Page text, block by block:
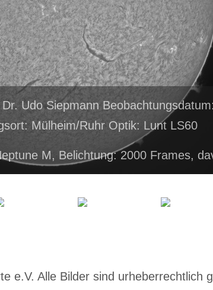
Udo Siepmann
Mülheim/Ruhr Optik: Lunt LS60
M, Belichtung: 2000 Frames,
e.V. Alle Bilder sind urheberrechtlich